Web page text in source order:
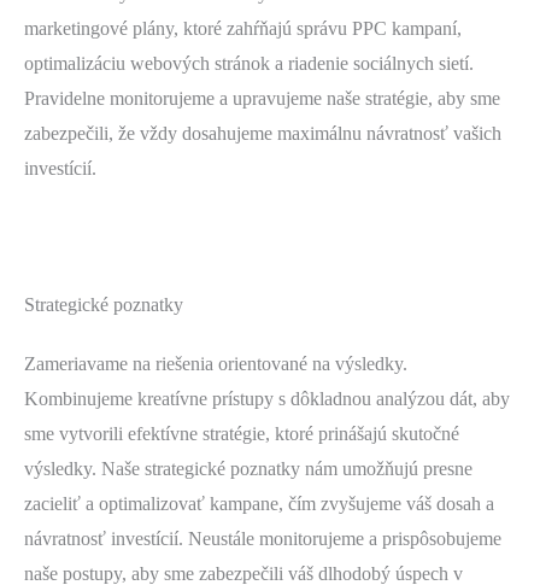
marketingové plány, ktoré zahŕňajú správu PPC kampaní,
optimalizáciu webových stránok a riadenie sociálnych sietí.
Pravidelne monitorujeme a upravujeme naše stratégie, aby sme
zabezpečili, že vždy dosahujeme maximálnu návratnosť vašich
investícií.
Strategické poznatky
Zameriavame na riešenia orientované na výsledky.
Kombinujeme kreatívne prístupy s dôkladnou analýzou dát, aby
sme vytvorili efektívne stratégie, ktoré prinášajú skutočné
výsledky. Naše strategické poznatky nám umožňujú presne
zacieliť a optimalizovať kampane, čím zvyšujeme váš dosah a
návratnosť investícií. Neustále monitorujeme a prispôsobujeme
naše postupy, aby sme zabezpečili váš dlhodobý úspech v